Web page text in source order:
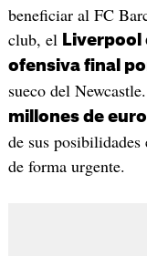
beneficiar al FC
club, el Liverpool
ofensiva final
sueco del
millones de
de sus
de forma urgente.